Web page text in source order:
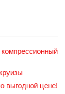
выгодной цене!